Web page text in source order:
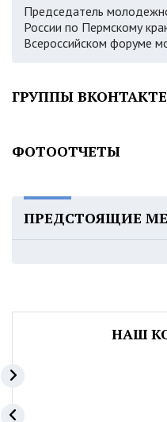
Председатель
России по Пермскому
Всероссийском форуме
ГРУППЫ ВКОНТАКТЕ
ФОТООТЧЕТЫ
ПРЕДСТОЯЩИЕ
НАШ